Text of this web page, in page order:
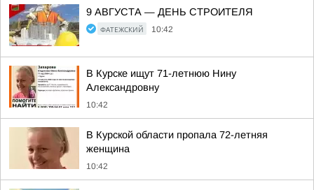
9 АВГУСТА — ДЕНЬ СТРОИТЕЛЯ
ФАТЕЖСКИЙ 10:42
В Курске ищут 71-летнюю Нину
Александровну
10:42
В Курской области пропала 72-летняя
женщина
10:42